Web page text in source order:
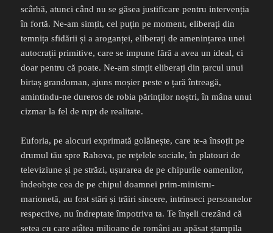
scârbă, atunci când nu se găsea justificare pentru intervenția
în fortă. Ne-am simțit, cel puțin pe moment, eliberați din
temnița sfidării și a aroganței, eliberați de amenințarea unei
autocrații primitive, care se impune fără a avea un ideal, ci
doar pentru că poate. Ne-am simțit eliberați din țarcul unui
birtaș grandoman, ajuns moșier peste o țară întreagă,
amintindu-ne dureros de robia părinților noștri, în mâna unui
cizmar la fel de rupt de realitate.
Euforia, pe alocuri exprimată golănește, care te-a însoțit pe
drumul tău spre Rahova, pe rețelele sociale, în platouri de
televiziune și pe străzi, ușurarea de pe chipurile oamenilor,
îndeobște cea de pe chipul doamnei prim-ministru-
marionetă, au fost stări și trăiri sincere, intrinseci persoanelor
respective, nu îndreptate împotriva ta. Te înșeli crezând că
setea cu care atâtea milioane de români au apăsat ștampila